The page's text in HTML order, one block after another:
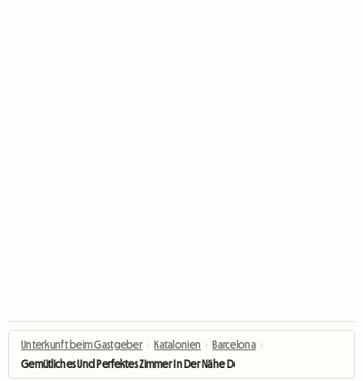
Unterkunft beim Gastgeber › Katalonien › Barcelona ›
Gemütliches Und Perfektes Zimmer In Der Nähe Des Passeig De Gracia (RH27-R5)